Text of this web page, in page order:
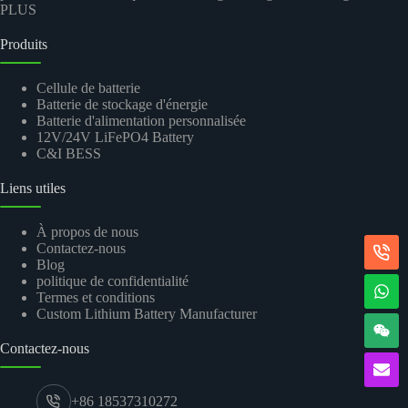
PLUS
Produits
Cellule de batterie
Batterie de stockage d'énergie
Batterie d'alimentation personnalisée
12V/24V LiFePO4 Battery
C&I BESS
Liens utiles
À propos de nous
Contactez-nous
Blog
politique de confidentialité
Termes et conditions
Custom Lithium Battery Manufacturer
Contactez-nous
+86 18537310272